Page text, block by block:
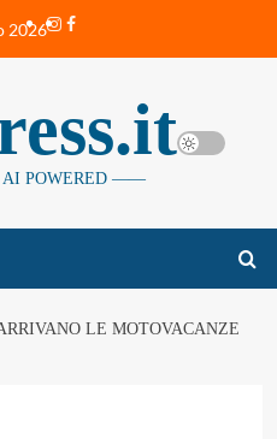
2026Instagram
Facebook
POWERED ——
LE MOTOVACANZE